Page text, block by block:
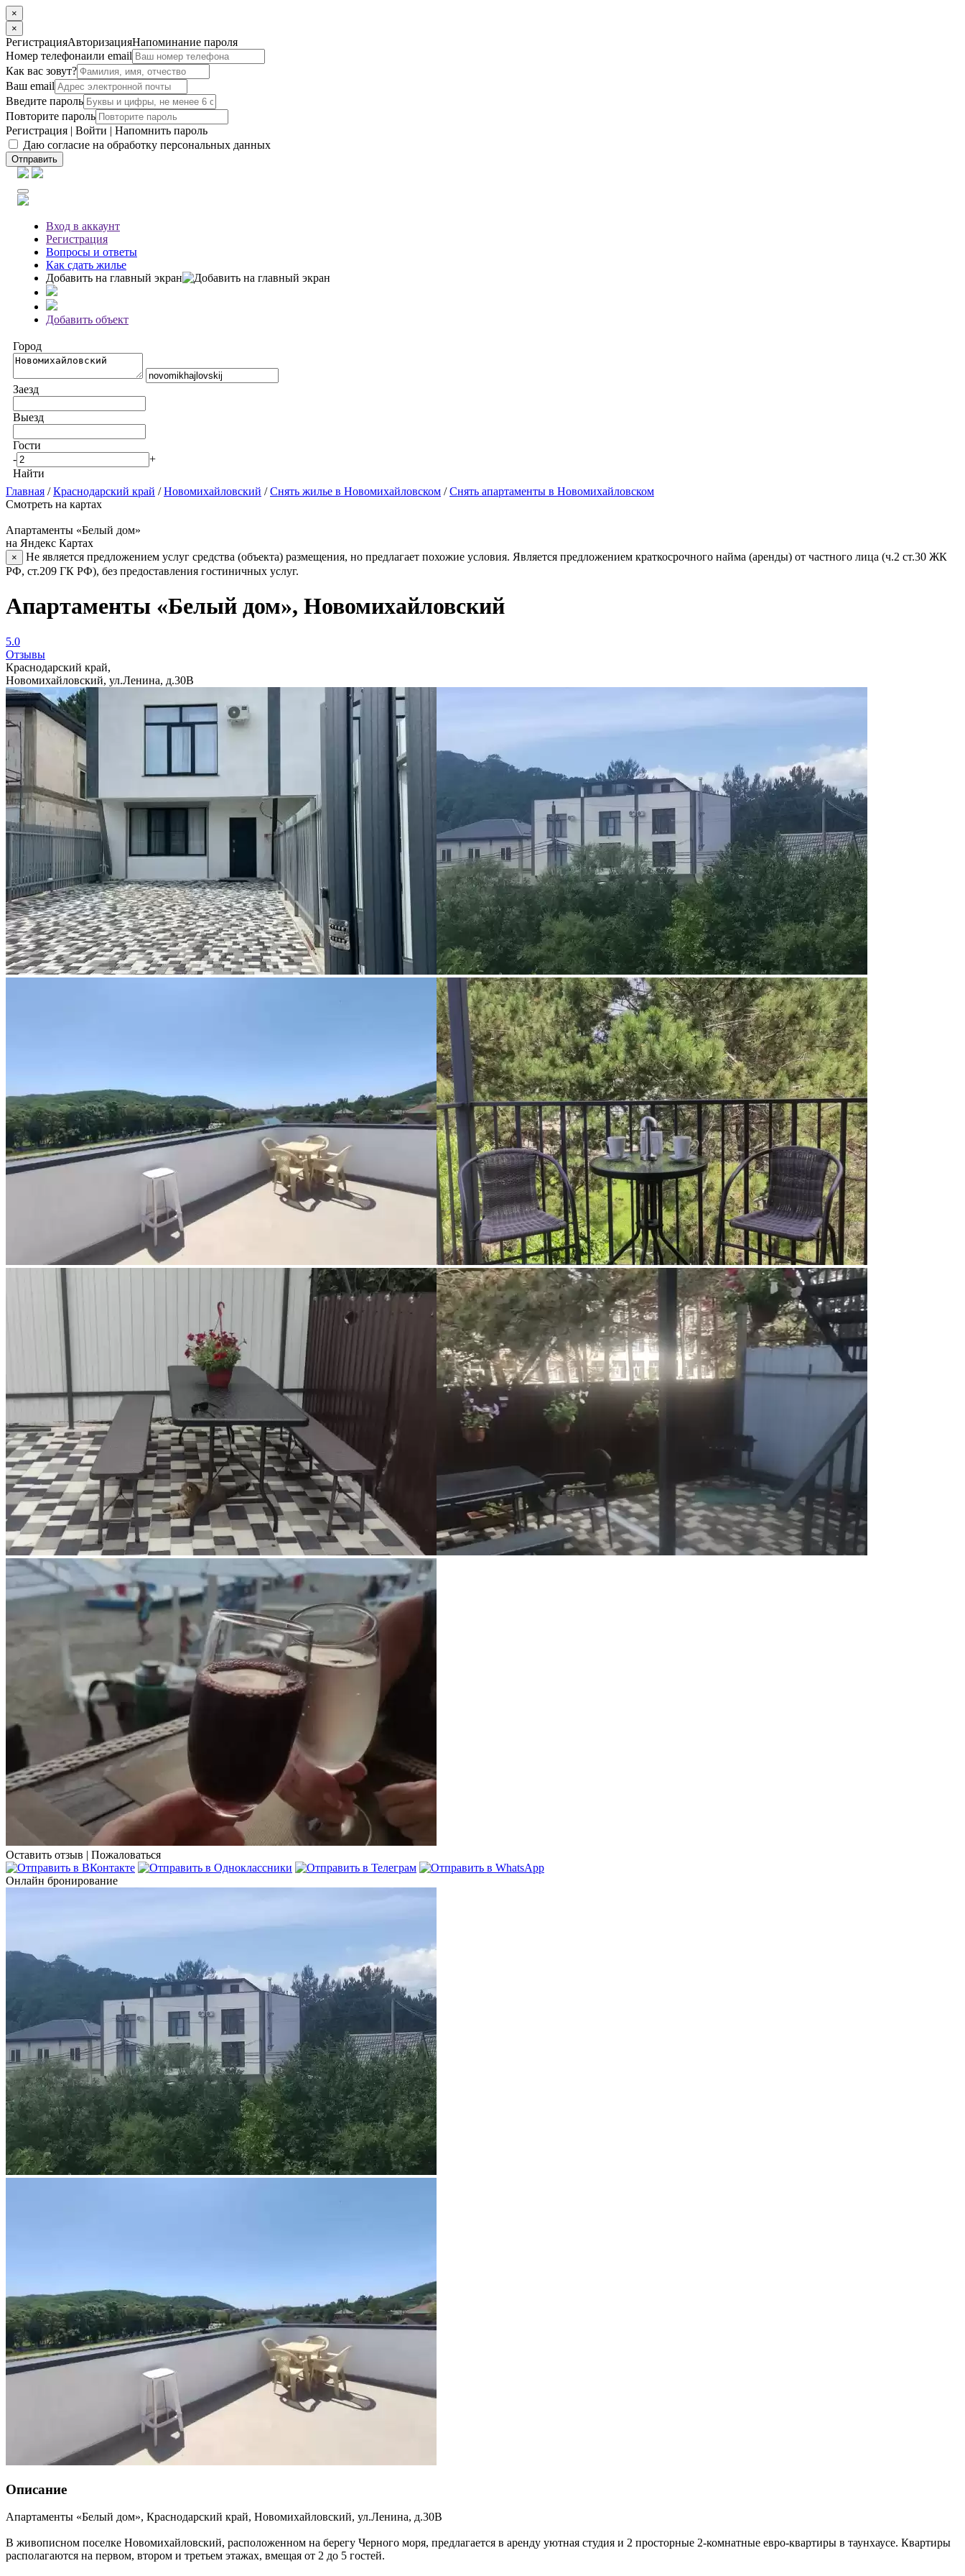
×
×
РегистрацияАвторизацияНапоминание пароля
Номер телефонаили email
Как вас зовут?
Ваш email
Введите пароль
Повторите пароль
Регистрация | Войти | Напомнить пароль
Даю согласие на обработку персональных данных
Отправить
Вход в аккаунт
Регистрация
Вопросы и ответы
Как сдать жилье
Добавить на главный экран
Добавить объект
Город
Заезд
Выезд
Гости
-
+
Найти
Главная /Краснодарский край /Новомихайловский /Снять жилье в Новомихайловском /Снять апартаменты в Новомихайловском
Смотреть на картах
Апартаменты «Белый дом»
на Яндекс Картах
×
Не является предложением услуг средства (объекта) размещения, но предлагает похожие условия. Является предложением краткосрочного найма (аренды) от частного лица (ч.2 ст.30 ЖК
РФ, ст.209 ГК РФ), без предоставления гостиничных услуг.
Апартаменты «Белый дом», Новомихайловский
5.0
Отзывы
Краснодарский край,
Новомихайловский, ул.Ленина, д.30В
Оставить отзыв | Пожаловаться
Онлайн бронирование
Описание
Апартаменты «Белый дом», Краснодарский край, Новомихайловский, ул.Ленина, д.30В
В живописном поселке Новомихайловский, расположенном на берегу Черного моря, предлагается в аренду уютная студия и 2 просторные 2-комнатные евро-квартиры в таунхаусе. Квартиры
располагаются на первом, втором и третьем этажах, вмещая от 2 до 5 гостей.